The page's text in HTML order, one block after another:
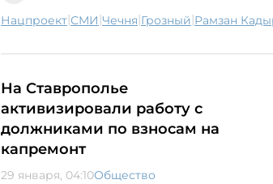
нацпроект| СМИ | Чечня| Грозный| Рамзан
На Ставрополье
активизировали работу с
должниками по взносам на
капремонт
29 января, 04:10Общество